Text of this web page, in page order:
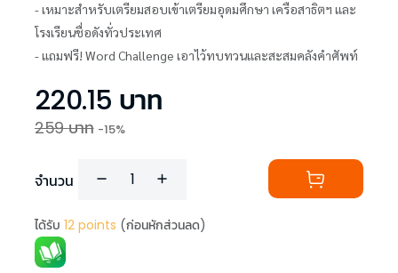
- เหมาะสำหรับเตรียมสอบเข้าเตรียมอุดมศึกษา เครือสาธิตฯ และ
โรงเรียนชื่อดังทั่วประเทศ
- แถมฟรี! Word Challenge เอาไว้ทบทวนและสะสมคลังคำศัพท์
220.15 บาท
259บาท -15%
จำนวน
ได้รับ 12 points (ก่อนหักส่วนลด)